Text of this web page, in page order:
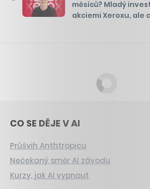
měsíců? Mladý
akciemi Xeroxu, ale
CO SE DĚJE V AI
Průšvih Anthtropicu
Nečekaný směr AI závodu
Kurzy, jak AI vypnout